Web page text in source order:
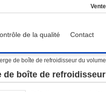
de la qualité
Contact
de boîte de refroidisseur du
boîte de